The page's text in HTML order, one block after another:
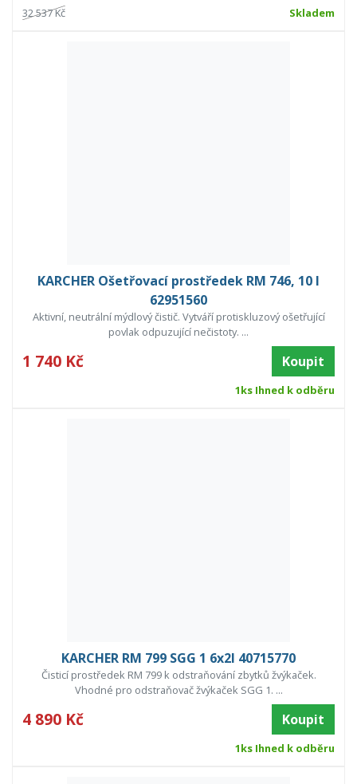
32 537 Kč Skladem
KARCHER Ošetřovací prostředek RM 746, 10 l
62951560
Aktivní, neutrální mýdlový čistič. Vytváří protiskluzový ošetřující
povlak odpuzující nečistoty. ...
1 740 Kč Koupit
1ks Ihned k odběru
KARCHER RM 799 SGG 1 6x2l 40715770
Čisticí prostředek RM 799 k odstraňování zbytků žvýkaček.
Vhodné pro odstraňovač žvýkaček SGG 1. ...
4 890 Kč Koupit
1ks Ihned k odběru